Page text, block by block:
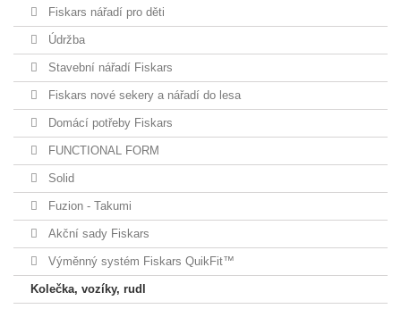
Fiskars nářadí pro děti
Údržba
Stavební nářadí Fiskars
Fiskars nové sekery a nářadí do lesa
Domácí potřeby Fiskars
FUNCTIONAL FORM
Solid
Fuzion - Takumi
Akční sady Fiskars
Výměnný systém Fiskars QuikFit™
Kolečka, vozíky, rudl